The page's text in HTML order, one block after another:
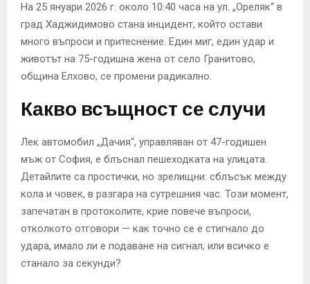
На 25 януари 2026 г. около 10:40 часа на ул. „Ореляк“ в
град Хаджидимово стана инцидент, който остави
много въпроси и притеснение. Един миг, един удар и
животът на 75-годишна жена от село Гранитово,
община Елхово, се промени радикално.
Какво всъщност се случи
Лек автомобил „Дачия“, управляван от 47-годишен
мъж от София, е блъснал пешеходката на улицата.
Детайлите са простички, но зрелищни: сблъсък между
кола и човек, в разгара на сутрешния час. Този момент,
запечатан в протоколите, крие повече въпроси,
отколкото отговори — как точно се е стигнало до
удара, имало ли е подаване на сигнал, или всичко е
станало за секунди?